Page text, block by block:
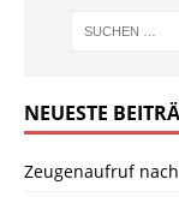
NEUESTE
Zeugenaufruf